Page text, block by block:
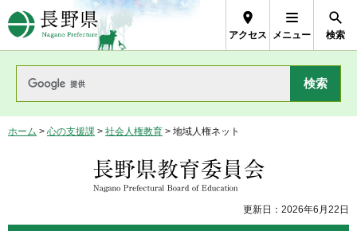
長野県Nagano Prefecture
アクセス メニュー 検索
ホーム > 心の支援課 > 社会人権教育 > 地域人権ネット
長野県教育委員会
更新日：2026年6月22日